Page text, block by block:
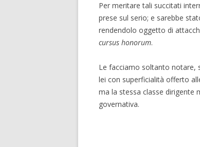
Per meritare tali succitati
prese sul serio; e sarebbe
rendendolo oggetto di
cursus honorum.
Le facciamo soltanto notare,
lei con superficialità offerto
ma la stessa classe dirigente
governativa.